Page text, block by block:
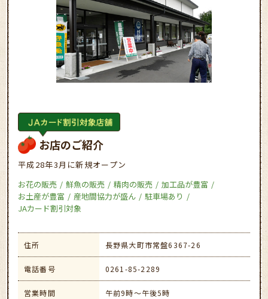
お店のご紹介
平成28年3月に新規オープン
お花の販売
鮮魚の販売 精肉の販売
加工品が豊富
お土産が豊富
産地間協力が盛ん
駐車場あり
JAカード割引対象
住所 長野県大町市常盤6367-26
電話番号 0261-85-2289
営業時間 午前9時～午後5時